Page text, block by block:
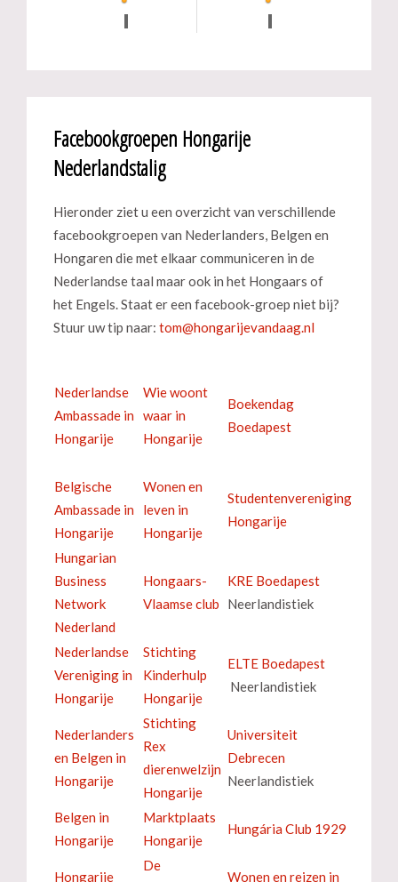
Facebookgroepen Hongarije
Nederlandstalig
Hieronder ziet u een overzicht van verschillende
facebookgroepen van Nederlanders, Belgen en
Hongaren die met elkaar communiceren in de
Nederlandse taal maar ook in het Hongaars of
het Engels. Staat er een facebook-groep niet bij?
Stuur uw tip naar:
Nederlandse
Ambassade in
Hongarije
Wie woont
waar in
Hongarije
Boekendag
Boedapest
Belgische
Ambassade in
Hongarije
Wonen en
leven in
Hongarije
Studentenvereniging
Hongarije
Hungarian
Business
Network
Nederland
Hongaars-
Vlaamse club
KRE Boedapest
Neerlandistiek
Nederlandse
Vereniging in
Hongarije
Stichting
Kinderhulp
Hongarije
ELTE Boedapest
Neerlandistiek
Nederlanders
en Belgen in
Hongarije
Stichting
Rex
dierenwelzijn
Hongarije
Universiteit
Debrecen
Neerlandistiek
Belgen in
Hongarije
Marktplaats
Hongarije
Hungária Club 1929
Hongarije
De
Wonen en reizen in